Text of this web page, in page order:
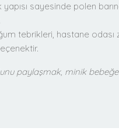
sayesinde polen
tebrikleri, hastane
paylaşmak, minik